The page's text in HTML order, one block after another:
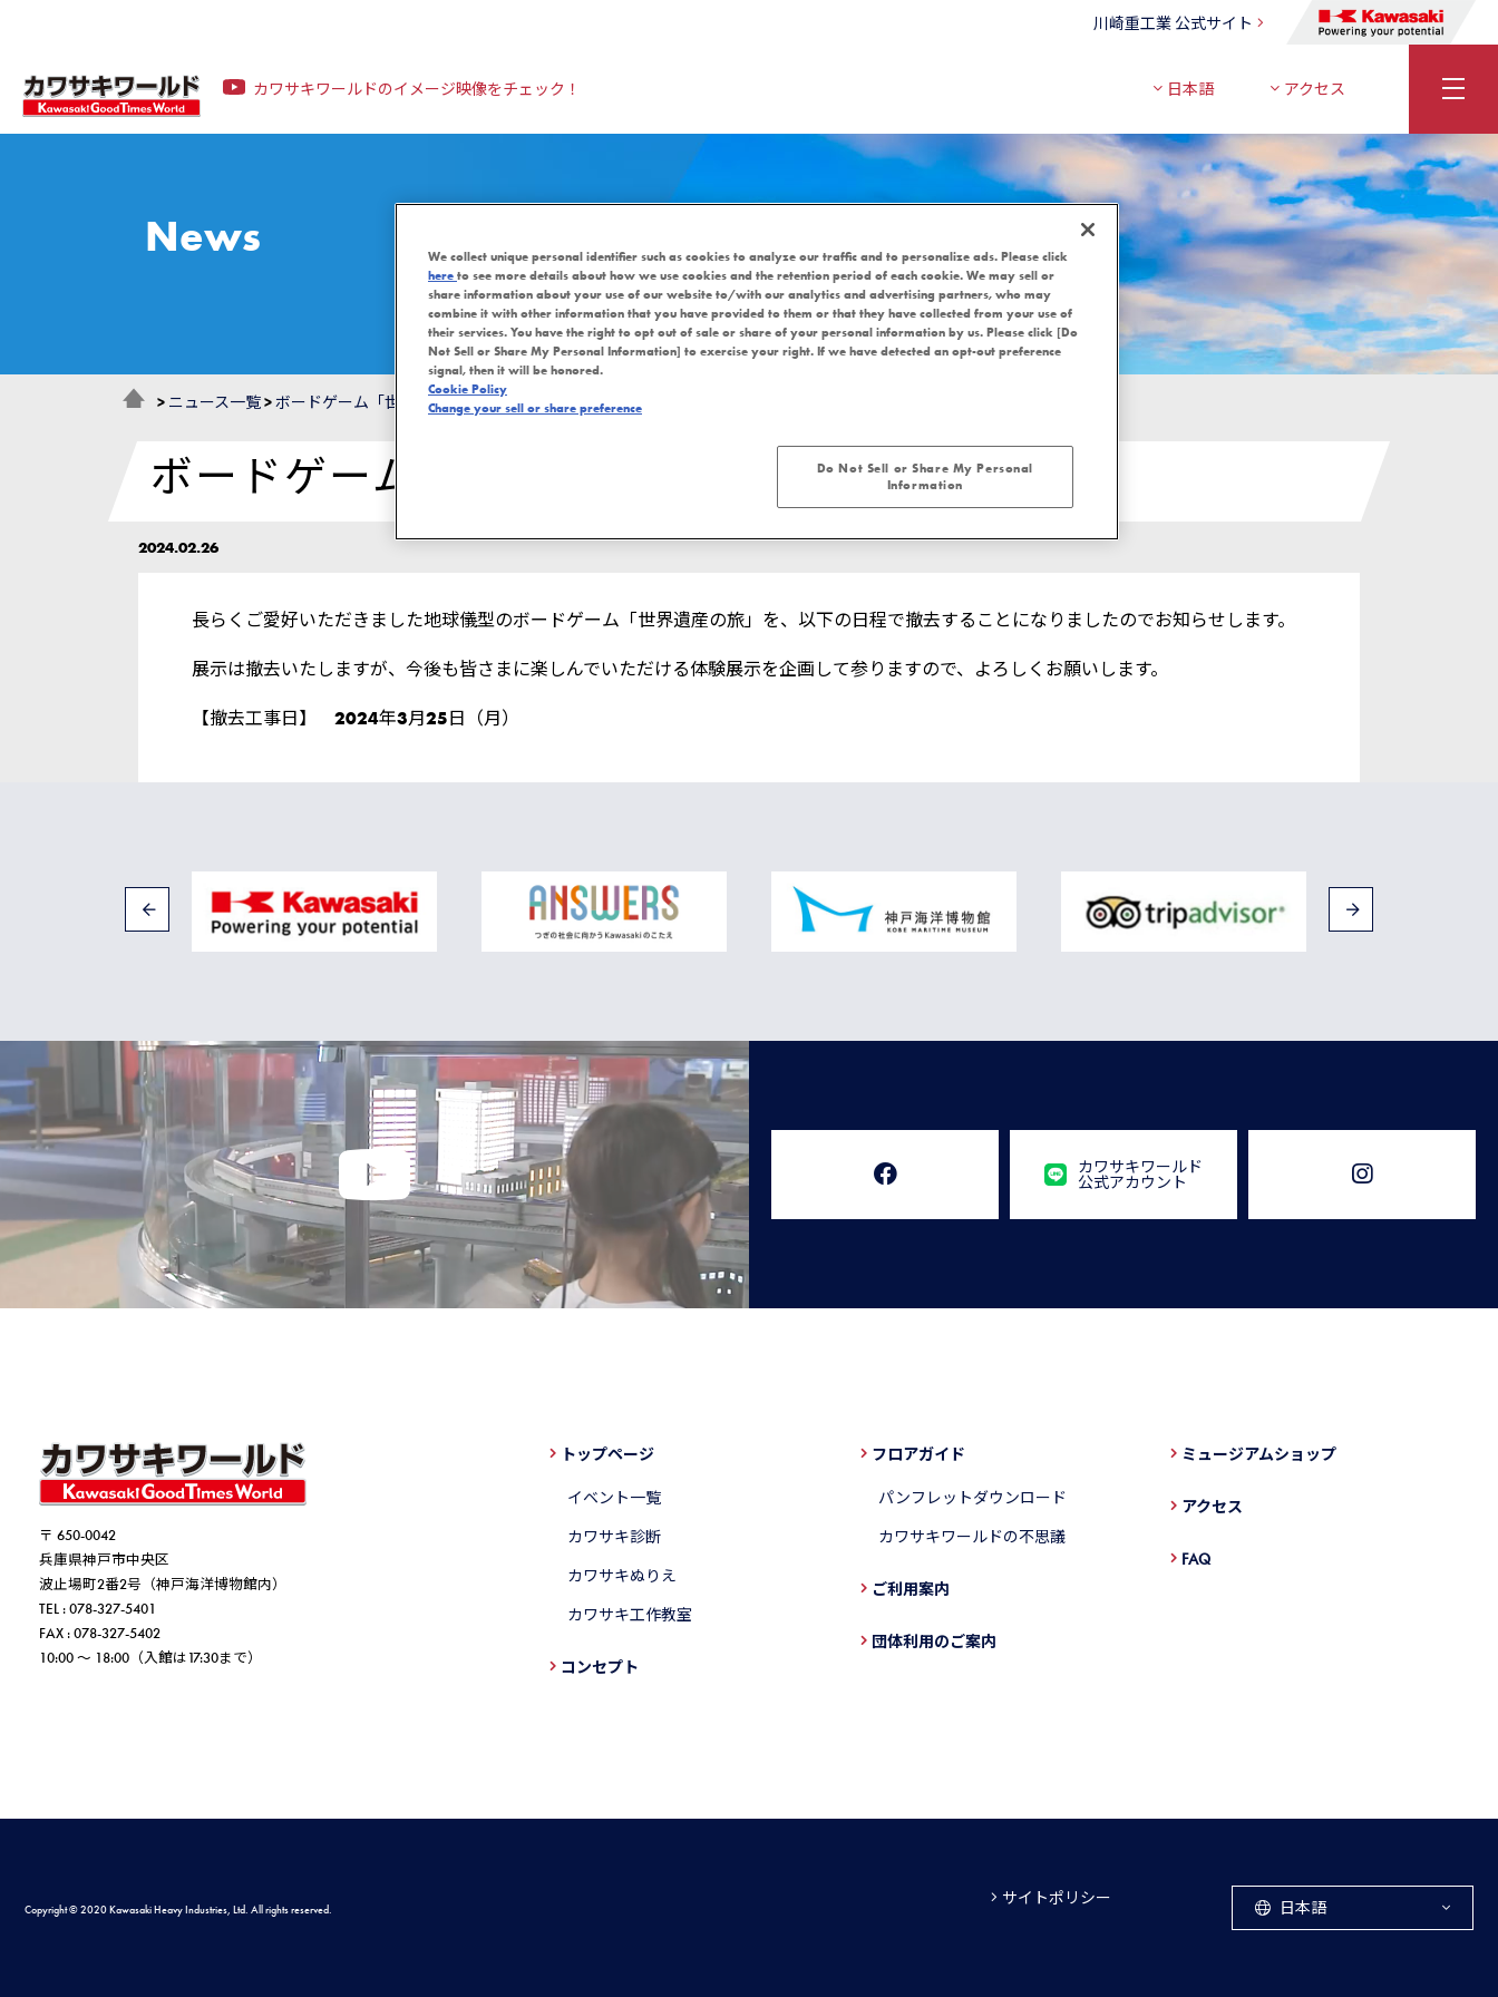
川崎重工業 公式サイト
カワサキワールドのイメージ映像をチェック！ 日本語 アクセス
News
> ニュース一覧>ボードゲーム「世界遺産の旅」撤去のお知らせ
ボードゲーム「世界遺産の旅」撤去のお知らせ
2024.02.26
長らくご愛好いただきました地球儀型のボードゲーム「世界遺産の旅」を、以下の日程で撤去することになりましたのでお知らせします。
展示は撤去いたしますが、今後も皆さまに楽しんでいただける体験展示を企画して参りますので、よろしくお願いします。
【撤去工事日】 2024年3月25日（月）
カワサキワールド
公式アカウント
〒 650-0042
兵庫県神戸市中央区
波止場町2番2号（神戸海洋博物館内）
TEL : 078-327-5401
FAX : 078-327-5402
10:00 ～ 18:00（入館は17:30まで）
トップページ
イベント一覧
カワサキ診断
カワサキぬりえ
カワサキ工作教室
コンセプト
フロアガイド
パンフレットダウンロード
カワサキワールドの不思議
ご利用案内
団体利用のご案内
ミュージアムショップ
アクセス
FAQ
Copyright © 2020 Kawasaki Heavy Industries, Ltd. All rights reserved.
サイトポリシー 日本語
We collect unique personal identifier such as cookies to analyze our traffic and to personalize ads. Please click
here to see more details about how we use cookies and the retention period of each cookie. We may sell or
share information about your use of our website to/with our analytics and advertising partners, who may
combine it with other information that you have provided to them or that they have collected from your use of
their services. You have the right to opt out of sale or share of your personal information by us. Please click [Do
Not Sell or Share My Personal Information] to exercise your right. If we have detected an opt-out preference
signal, then it will be honored.
Cookie Policy
Change your sell or share preference
Do Not Sell or Share My Personal
Information